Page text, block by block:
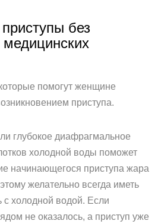
без
медицинских
помогут женщине
приступа.
глубокое диафрагмальное
холодной воды поможет
начинающегося приступа жара
желательно всегда иметь
с холодной водой. Если
не оказалось, а приступ уже